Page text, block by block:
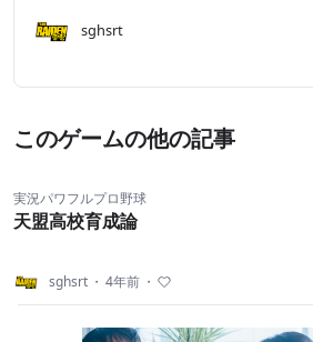
sghsrt
このゲームの他の記事
実況パワフルプロ野球
天盟高校育成論
sghsrt ・ 4年前 ・